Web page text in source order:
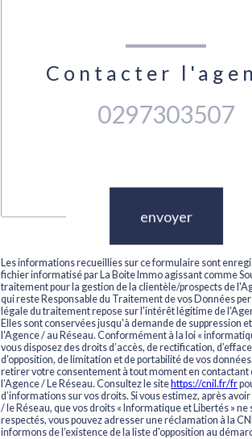
Contacter
0297303507
envoyer
Les informations recueillies sur ce formulaire sont
fichier informatisé par La Boite Immo agissant comme
traitement pour la gestion de la clientèle/prospects de
qui reste Responsable du Traitement de vos Données
légale du traitement repose sur l'intérêt légitime de
Elles sont conservées jusqu'à demande de suppression
l'Agence / au Réseau. Conformément à la loi «
vous disposez des droits d’accès, de rectification,
d’opposition, de limitation et de portabilité de vos
retirer votre consentement à tout moment en
l’Agence / Le Réseau. Consultez le site https://cnil.fr/fr
d’informations sur vos droits. Si vous estimez, après
/ le Réseau, que vos droits « Informatique et Libertés » ne
respectés, vous pouvez adresser une réclamation à la
informons de l’existence de la liste d'opposition au